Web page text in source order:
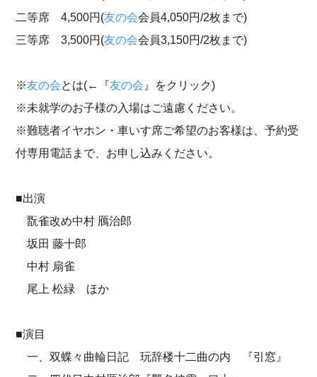
二等席 4,500円(友の会会員4,050円/2枚まで)
三等席 3,500円(友の会会員3,150円/2枚まで)
※友の会とは(←『友の会 』をクリック)
※未就学のお子様の入場はご遠慮ください。
※難聴者イヤホン・車いす席ご希望のお客様は、予約受
付専用電話まで、お申し込みください。
■出演
翫雀改め中村 鴈治郎
坂田 藤十郎
中村 扇雀
尾上 松緑 ほか
■演目
一、双蝶々曲輪日記 玩辞楼十二曲の内 『引窓』